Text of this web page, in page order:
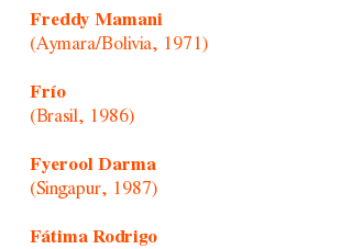
Freddy Mamani
(Aymara/Bolivia, 1971)
Frío
(Brasil, 1986)
Fyerool Darma
(Singapur, 1987)
Fátima Rodrigo